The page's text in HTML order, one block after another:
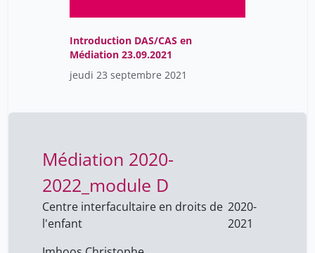
Wagner Noémie
Wildhaber Barbara
Introduction DAS/CAS en
Médiation 23.09.2021
jeudi 23 septembre 2021
Médiation 2020-
2022_module D
Centre interfacultaire en droits de
l'enfant
2020-
2021